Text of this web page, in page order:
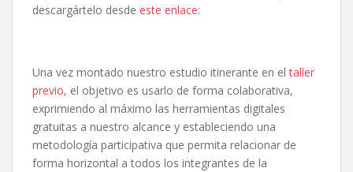
descargártelo desde este enlace:
Una vez montado nuestro estudio itinerante en eltaller
previo, el objetivo es usarlo de forma colaborativa,
exprimiendo al máximo las herramientas digitales
gratuitas a nuestro alcance y estableciendo una
metodología participativa que permita relacionar de
forma horizontal a todos los integrantes de la